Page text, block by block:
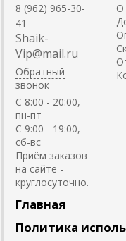
8 (962) 965-30-
41
Shaik-
Vip@mail.ru
Обратный
звонок
C 8:00 - 20:00,
пн-пт
С 9:00 - 19:00,
сб-вс
Приём заказов
на сайте -
круглосуточно.
О
Главная
Политика